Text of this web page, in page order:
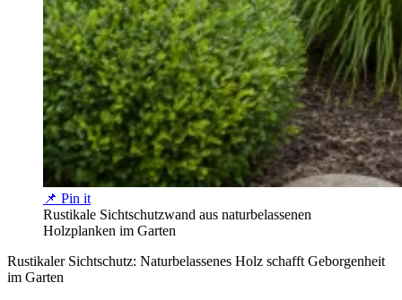
📌 Pin it
Rustikale Sichtschutzwand aus naturbelassenen
Holzplanken im Garten
Rustikaler Sichtschutz: Naturbelassenes Holz schafft Geborgenheit
im Garten